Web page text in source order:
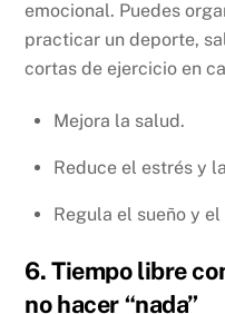
emocional. Puedes
practicar un deporte,
cortas de ejercicio en
Mejora la salud.
Reduce el estrés y
Regula el sueño y
6. Tiempo libre
no hacer “nada”